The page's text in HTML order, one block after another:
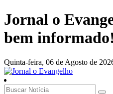
Jornal o
bem informado!
Quinta-feira, 06 de Agosto de